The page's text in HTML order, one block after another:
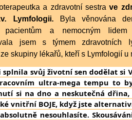
a zdravotní sestra ve
Lymfologii.
Byla věnována
pacientům a nemocným
jsem s týmem zdravotních
skupiny lékařů, kteří s Lymfologií
splnila svůj životní sen dodělat si
ultra-mega tempu to
si na dno a neskutečná
vnitřní BOJE, když jste
nesouhlasíte.